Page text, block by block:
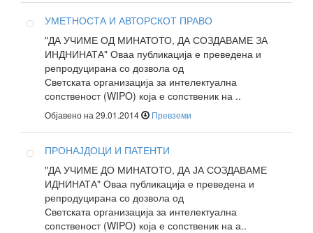
УМЕТНОСТА И АВТОРСКОТ ПРАВО
"ДА УЧИМЕ ОД МИНАТОТО, ДА СОЗДАВАМЕ ЗА
ИНДНИНАТА" Оваа публикација е преведена и
репродуцирана со дозвола од
Светската организација за интелектуална
сопственост (WIPO) која е сопственик на ..
Објавено на 29.01.2014 Превземи
ПРОНАЈДОЦИ И ПАТЕНТИ
"ДА УЧИМЕ ДО МИНАТОТО, ДА ЈА СОЗДАВАМЕ
ИДНИНАТА" Оваа публикација е преведена и
репродуцирана со дозвола од
Светската организација за интелектуална
сопственост (WIPO) која е сопственик на а..